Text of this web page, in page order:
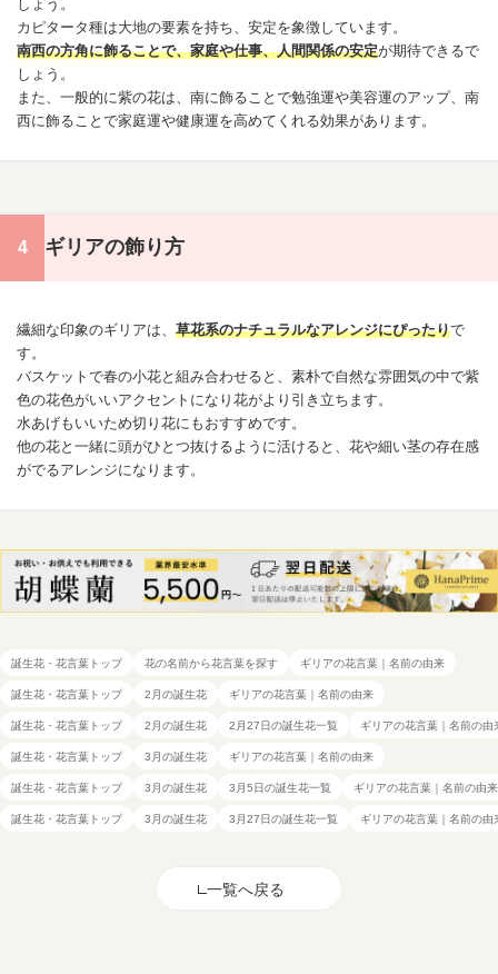
しょう。
カピタータ種は大地の要素を持ち、安定を象徴しています。
南西の方角に飾ることで、家庭や仕事、人間関係の安定が期待できるで
しょう。
また、一般的に紫の花は、南に飾ることで勉強運や美容運のアップ、南
西に飾ることで家庭運や健康運を高めてくれる効果があります。
ギリアの飾り方
繊細な印象のギリアは、 草花系のナチュラルなアレンジにぴったりで
す。
バスケットで春の小花と組み合わせると、素朴で自然な雰囲気の中で紫
色の花色がいいアクセントになり花がより引き立ちます。
水あげもいいため切り花にもおすすめです。
他の花と一緒に頭がひとつ抜けるように活けると、花や細い茎の存在感
がでるアレンジになります。
誕生花・花言葉トップ 花の名前から花言葉を探す ギリアの花言葉｜名前の由来
誕生花・花言葉トップ 2月の誕生花 ギリアの花言葉｜名前の由来
誕生花・花言葉トップ 2月の誕生花 2月27日の誕生花一覧 ギリアの花言葉｜名前の由
誕生花・花言葉トップ 3月の誕生花 ギリアの花言葉｜名前の由来
誕生花・花言葉トップ 3月の誕生花 3月5日の誕生花一覧 ギリアの花言葉｜名前の由来
誕生花・花言葉トップ 3月の誕生花 3月27日の誕生花一覧 ギリアの花言葉｜名前の由
一覧へ戻る